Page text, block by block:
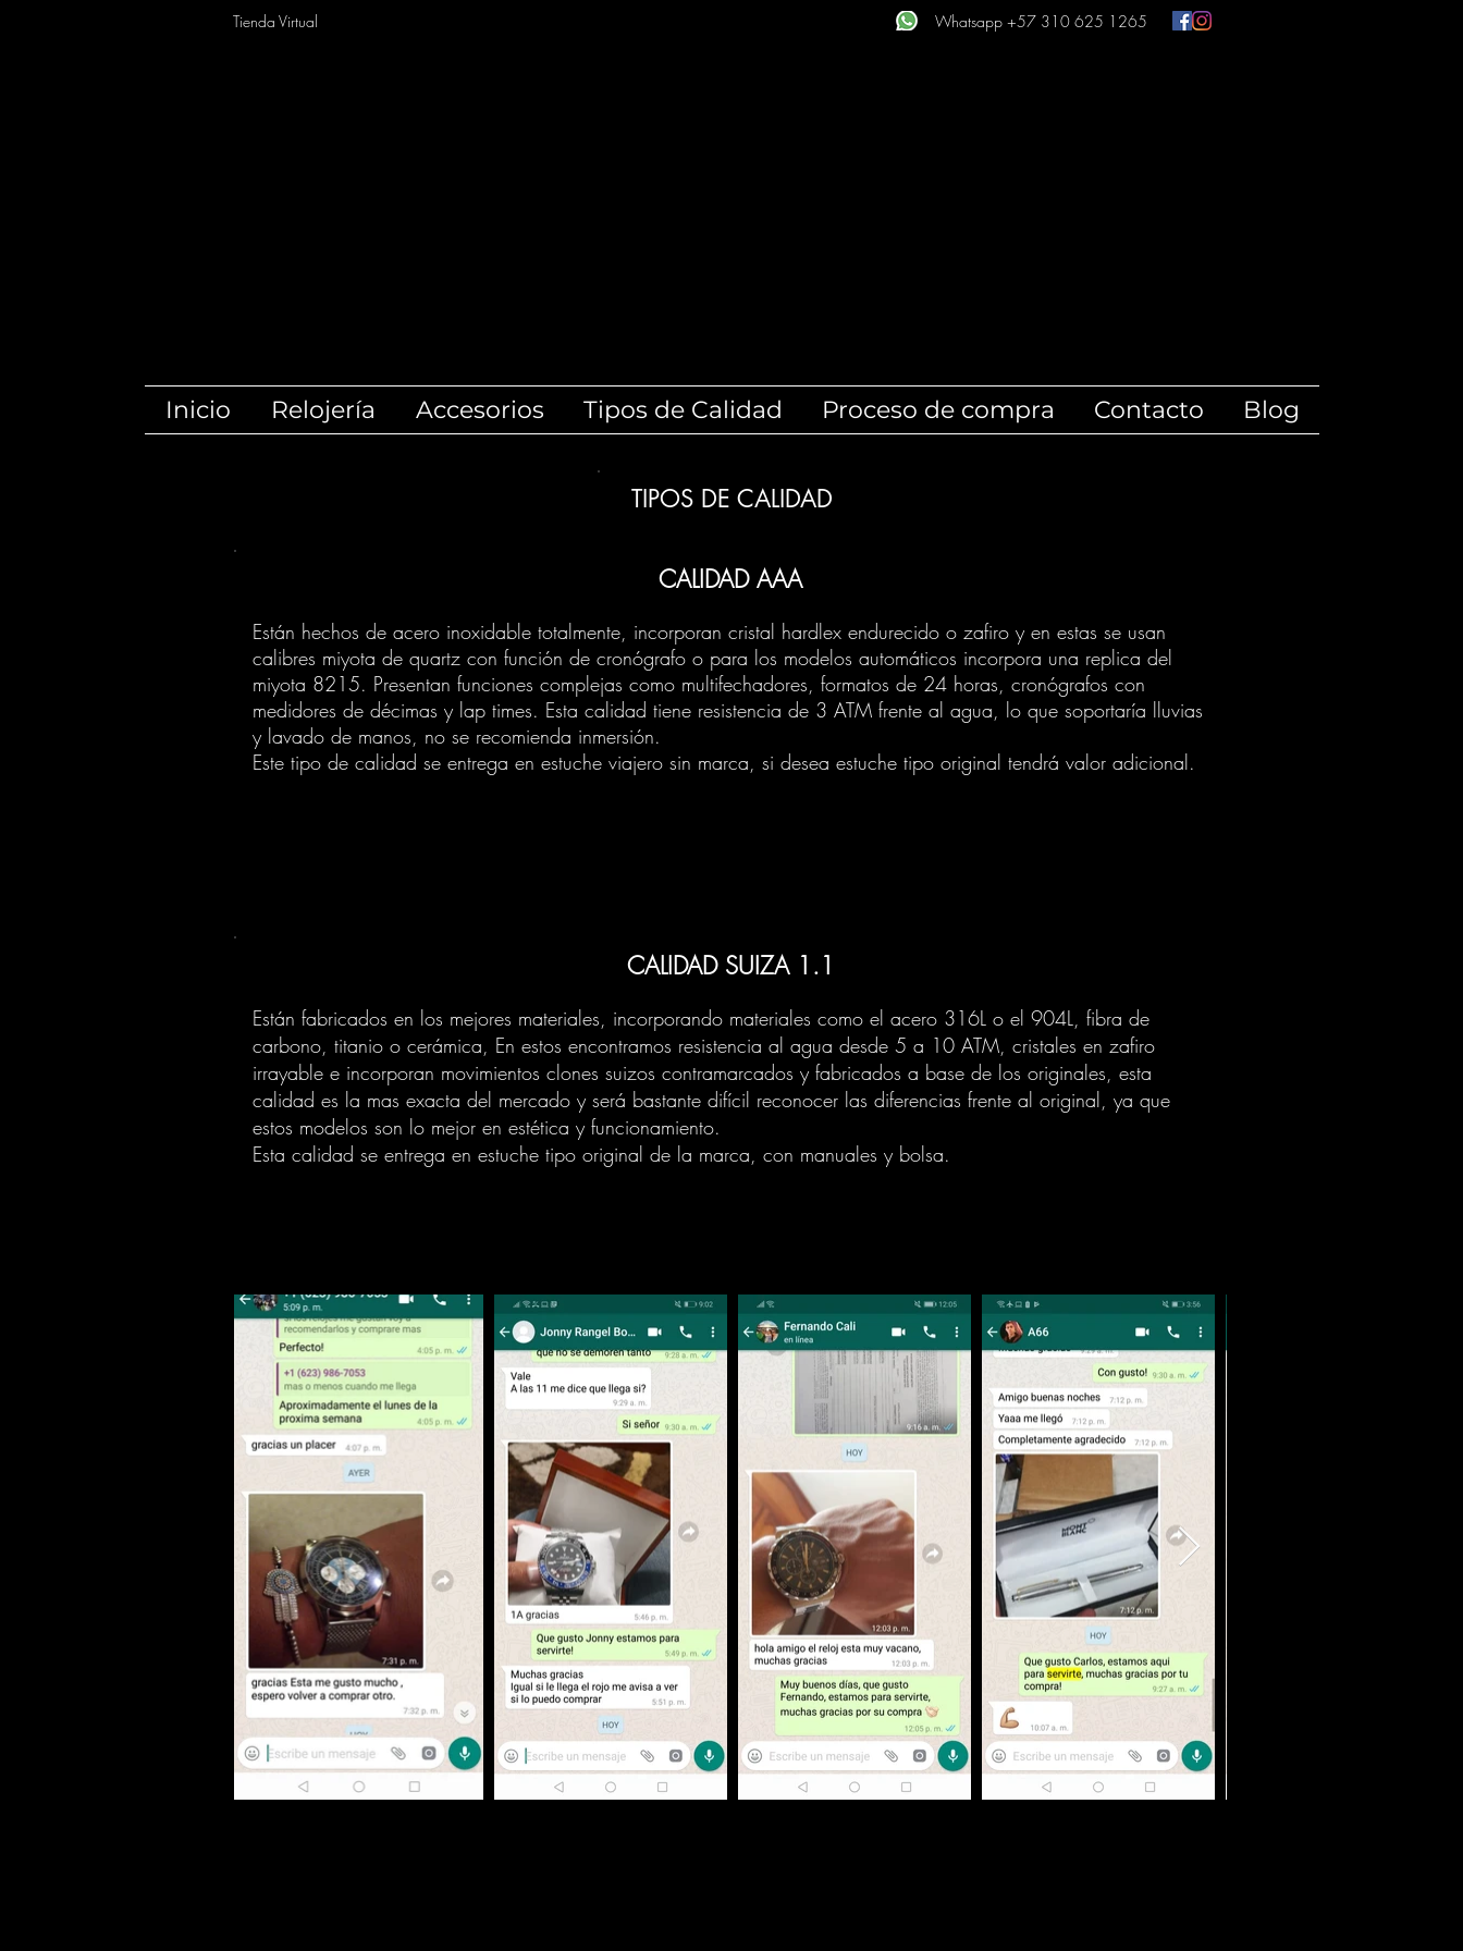
Tienda Virtual Whatsapp +57 310 625 1265
Inicio Relojería Accesorios Tipos de Calidad Proceso de compra Contacto Blog
TIPOS DE CALIDAD
CALIDAD AAA
Están hechos de acero inoxidable totalmente, incorporan cristal hardlex endurecido o zafiro y en estas se usan
calibres miyota de quartz con función de cronógrafo o para los modelos automáticos incorpora una replica del
miyota 8215. Presentan funciones complejas como multifechadores, formatos de 24 horas, cronógrafos con
medidores de décimas y lap times. Esta calidad tiene resistencia de 3 ATM frente al agua, lo que soportaría lluvias
y lavado de manos, no se recomienda inmersión.
Este tipo de calidad se entrega en estuche viajero sin marca, si desea estuche tipo original tendrá valor adicional.
CALIDAD SUIZA 1.1
Están fabricados en los mejores materiales, incorporando materiales como el acero 316L o el 904L, fibra de
carbono, titanio o cerámica, En estos encontramos resistencia al agua desde 5 a 10 ATM, cristales en zafiro
irrayable e incorporan movimientos clones suizos contramarcados y fabricados a base de los originales, esta
calidad es la mas exacta del mercado y será bastante difícil reconocer las diferencias frente al original, ya que
estos modelos son lo mejor en estética y funcionamiento.
Esta calidad se entrega en estuche tipo original de la marca, con manuales y bolsa.